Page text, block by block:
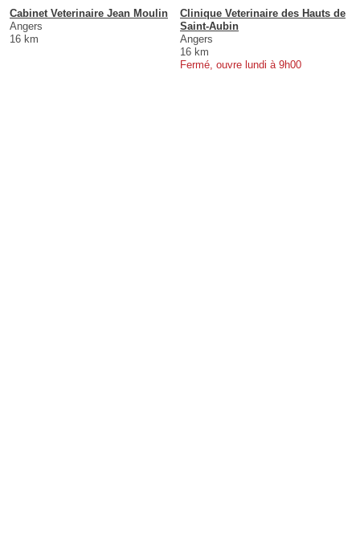
Cabinet Veterinaire Jean Moulin
Angers
16 km
Clinique Veterinaire des Hauts de
Saint-Aubin
Angers
16 km
Fermé, ouvre lundi à 9h00